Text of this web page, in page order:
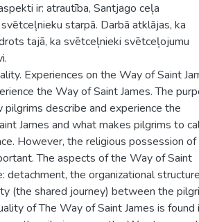
ir: atrautība, Santjago ceļa
starpā. Darbā atklājas, ka
tajā, ka svētceļnieki svētceļojumu
Experiences on the Way of Saint
the Way of Saint James. The
describe and experience the
James and what makes pilgrims to
However, the religious possession
The aspects of the Way of Saint
detachment, the organizational
(the shared journey) between the
of The Way of Saint James is found